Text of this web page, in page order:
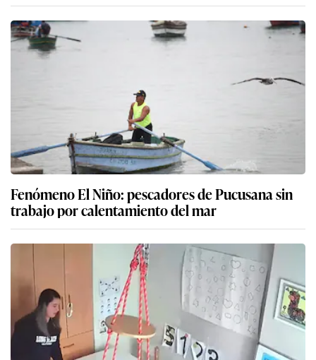
Fenómeno El Niño: pescadores de Pucusana sin
trabajo por calentamiento del mar